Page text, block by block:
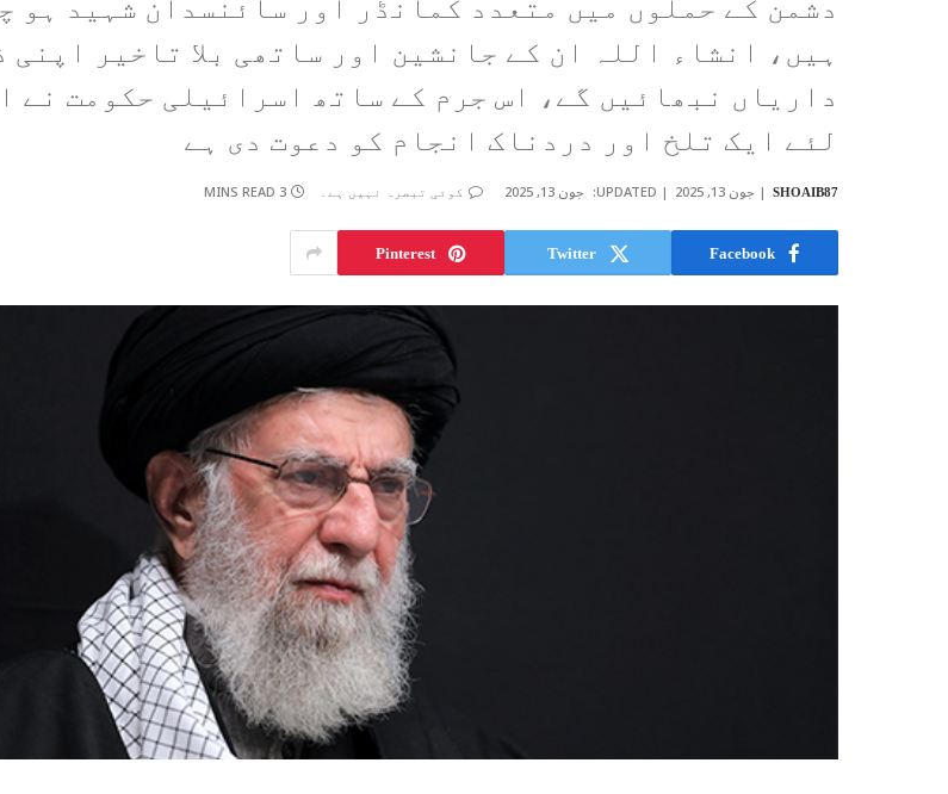
دشمن کے حملوں میں متعدد کمانڈر اور سائنسدان شہید ہو
ہیں، انشاء اللہ ان کے جانشین اور ساتھی بلا تاخیر اپنی
داریاں نبھائیں گے، اس جرم کے ساتھ اسرائیلی حکومت نے
لئے ایک تلخ اور دردناک انجام کو دعوت دی ہے
SHOAIB87 جون 13, 2025 UPDATED: جون 13, 2025 کوئی تبصرہ نہیں ہے۔ 3 MINS READ
Facebook
Twitter
Pinterest